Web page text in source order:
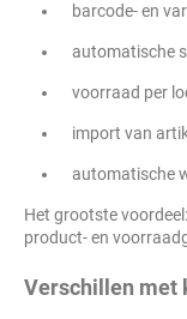
barcode- en
automatische
voorraad per
import van
automatische
Het grootste
product- en
Verschillen met